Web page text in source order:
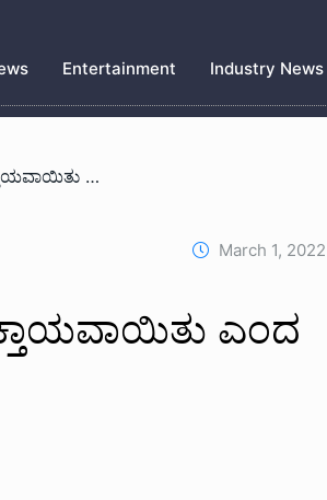
Entertainment Industry News
/ ಮೂರು ವರ್ಷಗಳ ಪಯಣ ಮುಕ್ತಾಯವಾಯಿತು ಎಂದ ಕಿರುತೆರೆ ನಟ
March 1, 2022
ಎಂದ